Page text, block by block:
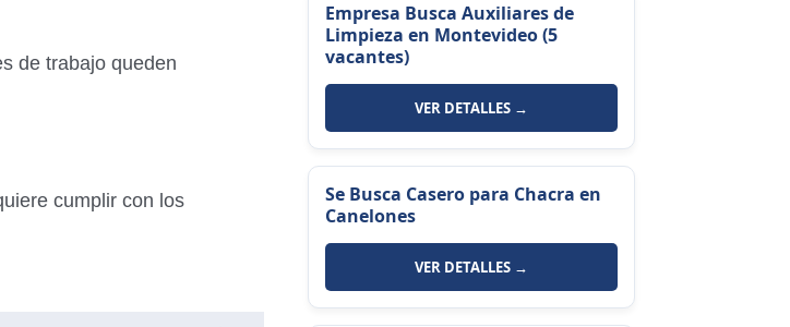
de trabajo queden
cumplir con los
Empresa Busca Auxiliares de
Limpieza en Montevideo (5
vacantes)
VER DETALLES →
Se Busca Casero para Chacra en
Canelones
VER DETALLES →